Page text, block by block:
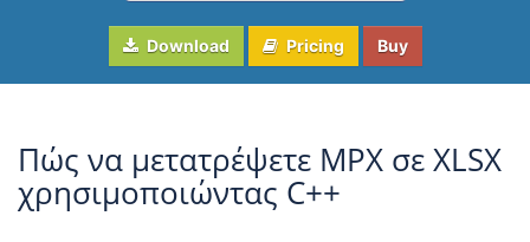
Download Pricing Buy
Πώς να μετατρέψετε MPX σε XLSX
χρησιμοποιώντας C++